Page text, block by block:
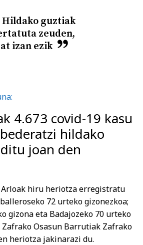
Hildako guztiak
zeuden,
izan ezik
4.673 covid-19 kasu
hildako
joan den
Arloak hiru heriotza erregistratu
72 urteko gizonezkoa;
gizona eta Badajozeko 70 urteko
Osasun Barrutiak Zafrako
heriotza jakinarazi du.